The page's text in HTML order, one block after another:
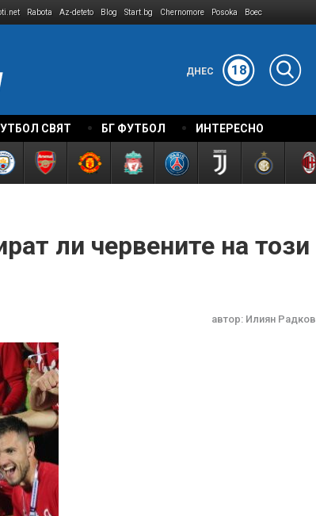
Rabota Az-deteto Blog Start.bg Chernomore Posoka Boec
ДНЕС 18
СВЯТ БГ ФУТБОЛ ИНТЕРЕСНО
ли червените на този
автор: Илиян Радков